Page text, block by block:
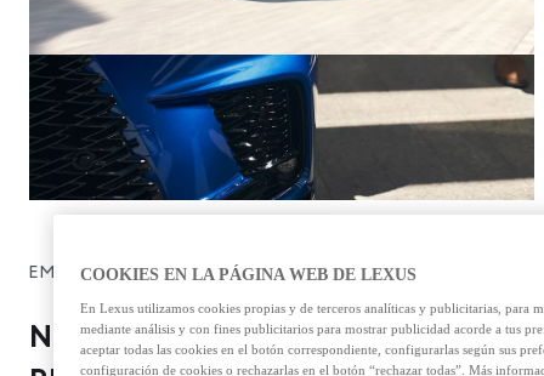
EMOCIONES COMO NUNCA
NUEVA ARQUITECTURA. NUEVAS
COOKIES EN LA PÁGINA WEB DE LEXUS
En Lexus utilizamos cookies propias y de terceros analíticas y publicitarias, para
mediante análisis y con fines publicitarios para mostrar publicidad acorde a tus
aceptar todas las cookies en el botón correspondiente, configurarlas según sus
configuración de cookies o rechazarlas en el botón “rechazar todas”. Más